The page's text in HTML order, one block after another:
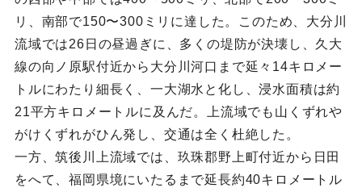
リ、南部で150〜300ミリに達した。このため、大分川
流域では26日の昼過ぎに、多くの堤防が決壊し、久大
線の向ノ原駅付近から大分川河口まで延々14キロメー
トルにわたり細長く、一大湖水と化し、浸水面積は約
21平方キロメートルに及んだ。上流域でも山くずれや
がけくずれがひん発し、交通は全く杜絶した。
一方、筑後川上流域では、玖珠郡野上町付近から日田
をへて、福岡県境にいたるまで延長約40キロメートル